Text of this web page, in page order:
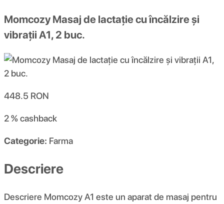
Momcozy Masaj de lactație cu încălzire și
vibrații A1, 2 buc.
448.5 RON
2 %cashback
Categorie: Farma
Descriere
Descriere Momcozy A1 este un aparat de masaj pentru